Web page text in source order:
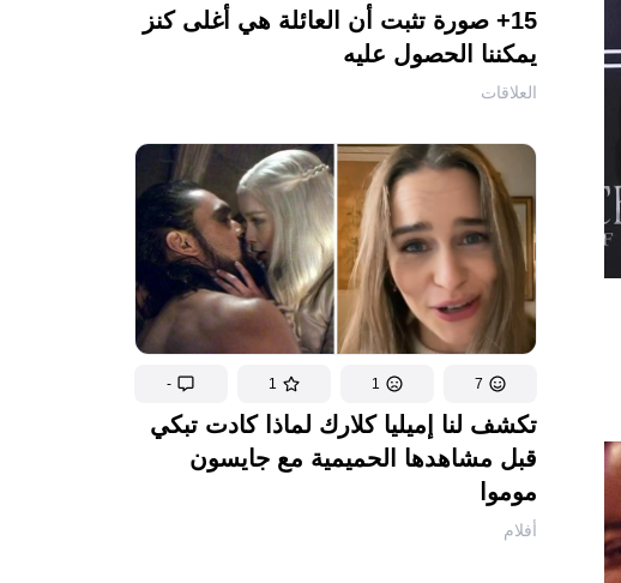
15+ صورة تثبت أن العائلة هي أغلى كنز
يمكننا الحصول عليه
العلاقات
7
1
1
-
تكشف لنا إميليا كلارك لماذا كادت تبكي
قبل مشاهدها الحميمية مع جايسون
موموا
أفلام